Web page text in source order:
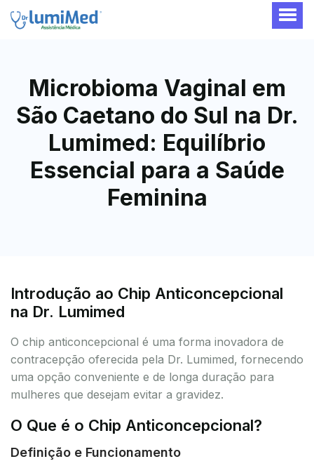
Microbioma Vaginal em
São Caetano do Sul na Dr.
Lumimed: Equilíbrio
Essencial para a Saúde
Feminina
Introdução ao Chip Anticoncepcional
na Dr. Lumimed
O chip anticoncepcional é uma forma inovadora de
contracepção oferecida pela Dr. Lumimed, fornecendo
uma opção conveniente e de longa duração para
mulheres que desejam evitar a gravidez.
O Que é o Chip Anticoncepcional?
Definição e Funcionamento